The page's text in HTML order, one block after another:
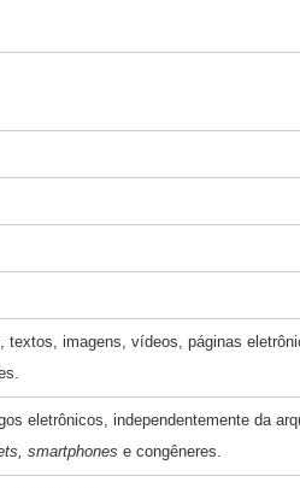
textos, imagens, vídeos, páginas
eletrônicos, independentemente da
smartphones e congêneres.